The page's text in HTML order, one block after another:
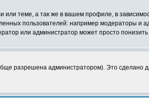
теме, а так же в вашем профиле, в
пользователей: например модераторы и
или администратор может просто
разрешена администратором). Это сделано